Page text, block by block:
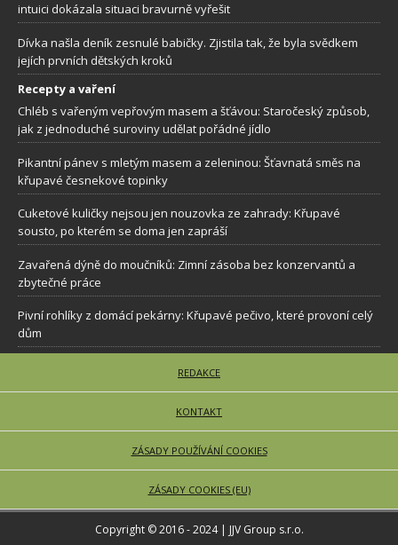
intuici dokázala situaci bravurně vyřešit
Dívka našla deník zesnulé babičky. Zjistila tak, že byla svědkem
jejích prvních dětských kroků
Recepty a vaření
Chléb s vařeným vepřovým masem a šťávou: Staročeský způsob,
jak z jednoduché suroviny udělat pořádné jídlo
Pikantní pánev s mletým masem a zeleninou: Šťavnatá směs na
křupavé česnekové topinky
Cuketové kuličky nejsou jen nouzovka ze zahrady: Křupavé
sousto, po kterém se doma jen zapráší
Zavařená dýně do moučníků: Zimní zásoba bez konzervantů a
zbytečné práce
Pivní rohlíky z domácí pekárny: Křupavé pečivo, které provoní celý
dům
REDAKCE
KONTAKT
ZÁSADY POUŽÍVÁNÍ COOKIES
ZÁSADY COOKIES (EU)
Copyright © 2016 - 2024 | JJV Group s.r.o.